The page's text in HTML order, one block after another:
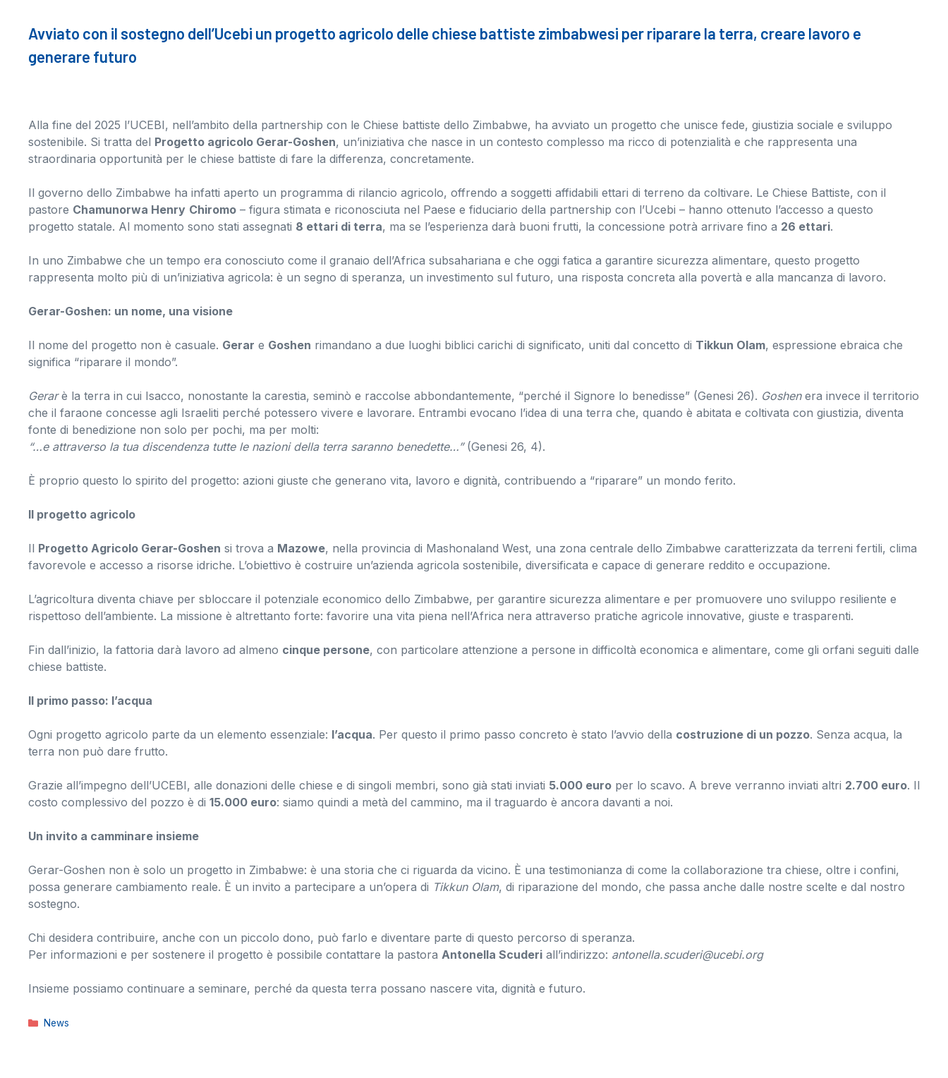
Avviato con il sostegno dell’Ucebi un progetto agricolo delle chiese battiste zimbabwesi per riparare la terra, creare lavoro e
generare futuro
Alla fine del 2025 l’UCEBI, nell’ambito della partnership con le Chiese battiste dello Zimbabwe, ha avviato un progetto che unisce fede, giustizia sociale e sviluppo
sostenibile. Si tratta del Progetto agricolo Gerar-Goshen, un’iniziativa che nasce in un contesto complesso ma ricco di potenzialità e che rappresenta una
straordinaria opportunità per le chiese battiste di fare la differenza, concretamente.
Il governo dello Zimbabwe ha infatti aperto un programma di rilancio agricolo, offrendo a soggetti affidabili ettari di terreno da coltivare. Le Chiese Battiste, con il
pastore Chamunorwa Henry Chiromo – figura stimata e riconosciuta nel Paese e fiduciario della partnership con l’Ucebi – hanno ottenuto l’accesso a questo
progetto statale. Al momento sono stati assegnati 8 ettari di terra, ma se l’esperienza darà buoni frutti, la concessione potrà arrivare fino a 26 ettari.
In uno Zimbabwe che un tempo era conosciuto come il granaio dell’Africa subsahariana e che oggi fatica a garantire sicurezza alimentare, questo progetto
rappresenta molto più di un’iniziativa agricola: è un segno di speranza, un investimento sul futuro, una risposta concreta alla povertà e alla mancanza di lavoro.
Gerar-Goshen: un nome, una visione
Il nome del progetto non è casuale. Gerar e Goshen rimandano a due luoghi biblici carichi di significato, uniti dal concetto di Tikkun Olam, espressione ebraica che
significa “riparare il mondo”.
Gerarè la terra in cui Isacco, nonostante la carestia, seminò e raccolse abbondantemente, “perché il Signore lo benedisse” (Genesi 26). Goshenera invece il territorio
che il faraone concesse agli Israeliti perché potessero vivere e lavorare. Entrambi evocano l’idea di una terra che, quando è abitata e coltivata con giustizia, diventa
fonte di benedizione non solo per pochi, ma per molti:
“…e attraverso la tua discendenza tutte le nazioni della terra saranno benedette…”(Genesi 26, 4).
È proprio questo lo spirito del progetto: azioni giuste che generano vita, lavoro e dignità, contribuendo a “riparare” un mondo ferito.
Il progetto agricolo
Il Progetto Agricolo Gerar-Goshen si trova a Mazowe, nella provincia di Mashonaland West, una zona centrale dello Zimbabwe caratterizzata da terreni fertili, clima
favorevole e accesso a risorse idriche. L’obiettivo è costruire un’azienda agricola sostenibile, diversificata e capace di generare reddito e occupazione.
L’agricoltura diventa chiave per sbloccare il potenziale economico dello Zimbabwe, per garantire sicurezza alimentare e per promuovere uno sviluppo resiliente e
rispettoso dell’ambiente. La missione è altrettanto forte: favorire una vita piena nell’Africa nera attraverso pratiche agricole innovative, giuste e trasparenti.
Fin dall’inizio, la fattoria darà lavoro ad almeno cinque persone, con particolare attenzione a persone in difficoltà economica e alimentare, come gli orfani seguiti dalle
chiese battiste.
Il primo passo: l’acqua
Ogni progetto agricolo parte da un elemento essenziale: l’acqua. Per questo il primo passo concreto è stato l’avvio della costruzione di un pozzo. Senza acqua, la
terra non può dare frutto.
Grazie all’impegno dell’UCEBI, alle donazioni delle chiese e di singoli membri, sono già stati inviati 5.000 euro per lo scavo. A breve verranno inviati altri 2.700 euro. Il
costo complessivo del pozzo è di 15.000 euro: siamo quindi a metà del cammino, ma il traguardo è ancora davanti a noi.
Un invito a camminare insieme
Gerar-Goshen non è solo un progetto in Zimbabwe: è una storia che ci riguarda da vicino. È una testimonianza di come la collaborazione tra chiese, oltre i confini,
possa generare cambiamento reale. È un invito a partecipare a un’opera di Tikkun Olam, di riparazione del mondo, che passa anche dalle nostre scelte e dal nostro
sostegno.
Chi desidera contribuire, anche con un piccolo dono, può farlo e diventare parte di questo percorso di speranza.
Per informazioni e per sostenere il progetto è possibile contattare la pastora Antonella Scuderi all’indirizzo: antonella.scuderi@ucebi.org
Insieme possiamo continuare a seminare, perché da questa terra possano nascere vita, dignità e futuro.
Categorie
News